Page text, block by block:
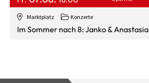
Marktplatz Konzerte
Im Sommer nach 8: Janko & Anastasia